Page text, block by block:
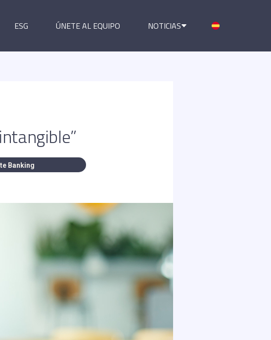
ESG ÚNETE AL EQUIPO NOTICIAS
Banking